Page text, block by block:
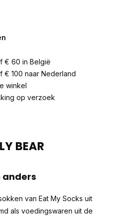
€ 60 in België
€ 100 naar Nederland
winkel
op verzoek
BEAR
anders
van Eat My Socks uit
als voedingswaren uit de